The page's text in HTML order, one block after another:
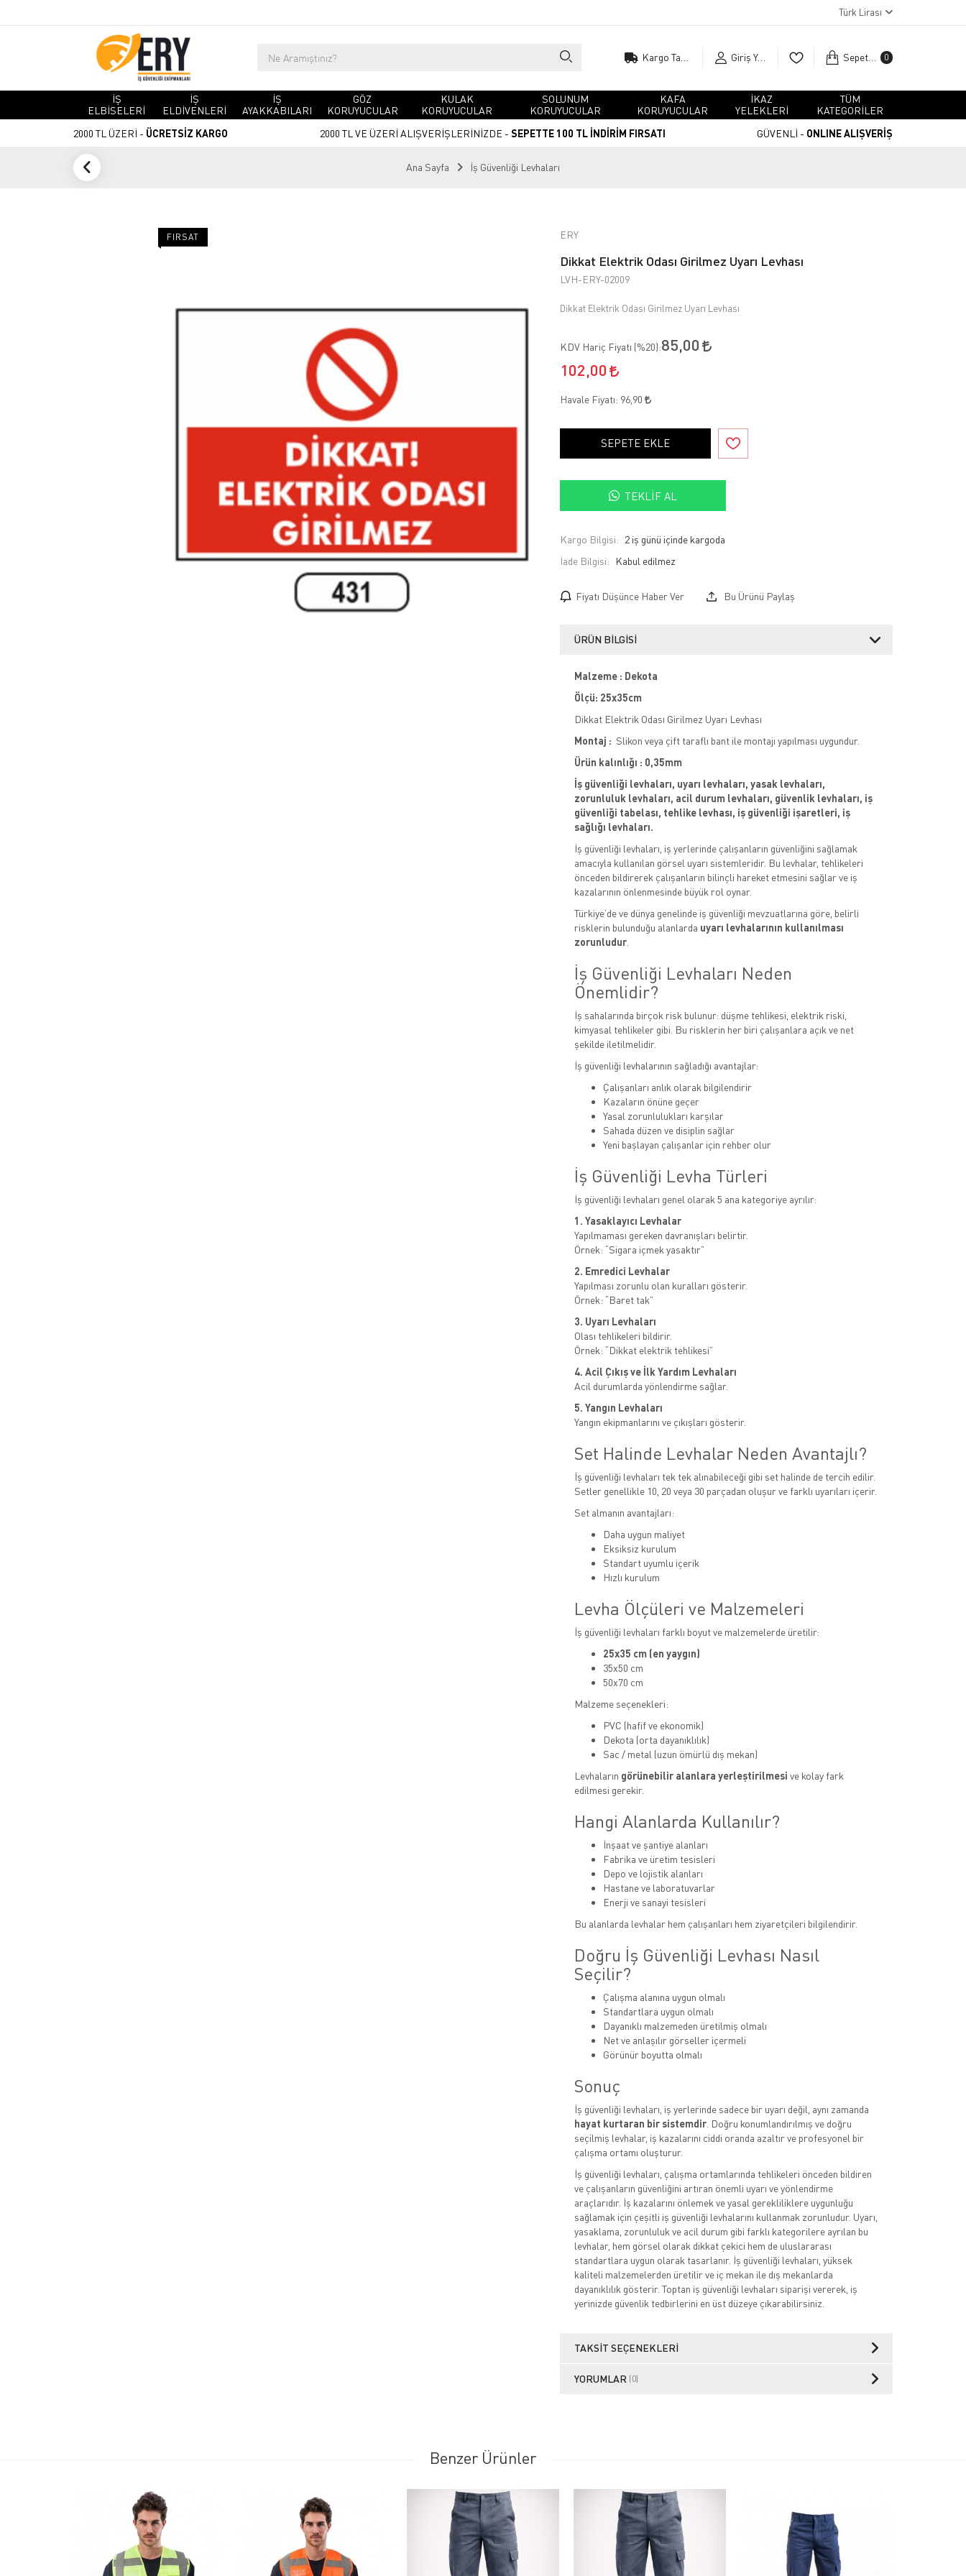
Türk Lirası
Giriş Yap Sepetim 0
İŞ
ELBİSELERİ
İŞ
ELDİVENLERİ
İŞ
AYAKKABILARI
GÖZ
KORUYUCULAR
KULAK
KORUYUCULAR
SOLUNUM
KORUYUCULAR
KAFA
KORUYUCULAR
İKAZ
YELEKLERİ
TÜM
KATEGORİLER
2000 TL ÜZERİ - ÜCRETSİZ KARGO 2000 TL VE ÜZERİ ALIŞVERİŞLERİNİZDE - SEPETTE 100 TL İNDİRİM FIRSATI GÜVENLİ - ONLINE ALIŞVERİŞ
Ana Sayfa İş Güvenliği Levhaları
FIRSAT ERY
Dikkat Elektrik Odası Girilmez Uyarı Levhası
LVH-ERY-02009
Dikkat Elektrik Odası Girilmez Uyarı Levhası
KDV Hariç Fiyatı (%20):85,00
102,00
Havale Fiyatı: 96,90
SEPETE EKLE
TEKLIF AL
Kargo Bilgisi: 2 iş günü içinde kargoda
İade Bilgisi:
Fiyatı Düşünce Haber Ver Bu Ürünü Paylaş
ÜRÜN BILGISI
Malzeme : Dekota
Ölçü: 25x35cm
Dikkat Elektrik Odası Girilmez Uyarı Levhası
Montaj : Slikon veya çift taraflı bant ile montajı yapılması uygundur.
Ürün kalınlığı : 0,35mm
İş güvenliği levhaları, uyarı levhaları, yasak levhaları,
zorunluluk levhaları, acil durum levhaları, güvenlik levhaları, iş
güvenliği tabelası, tehlike levhası, iş güvenliği işaretleri, iş
sağlığı levhaları.
İş güvenliği levhaları, iş yerlerinde çalışanların güvenliğini sağlamak
amacıyla kullanılan görsel uyarı sistemleridir. Bu levhalar, tehlikeleri
önceden bildirerek çalışanların bilinçli hareket etmesini sağlar ve iş
kazalarının önlenmesinde büyük rol oynar.
Türkiye’de ve dünya genelinde iş güvenliği mevzuatlarına göre, belirli
risklerin bulunduğu alanlarda uyarı levhalarının kullanılması
zorunludur.
İş Güvenliği Levhaları Neden
Önemlidir?
İş sahalarında birçok risk bulunur: düşme tehlikesi, elektrik riski,
kimyasal tehlikeler gibi. Bu risklerin her biri çalışanlara açık ve net
şekilde iletilmelidir.
İş güvenliği levhalarının sağladığı avantajlar:
Çalışanları anlık olarak bilgilendirir
Kazaların önüne geçer
Yasal zorunlulukları karşılar
Sahada düzen ve disiplin sağlar
Yeni başlayan çalışanlar için rehber olur
İş Güvenliği Levha Türleri
İş güvenliği levhaları genel olarak 5 ana kategoriye ayrılır:
1. Yasaklayıcı Levhalar
Yapılmaması gereken davranışları belirtir.
Örnek: “Sigara içmek yasaktır”
2. Emredici Levhalar
Yapılması zorunlu olan kuralları gösterir.
Örnek: “Baret tak”
3. Uyarı Levhaları
Olası tehlikeleri bildirir.
Örnek: “Dikkat elektrik tehlikesi”
4. Acil Çıkış ve İlk Yardım Levhaları
Acil durumlarda yönlendirme sağlar.
5. Yangın Levhaları
Yangın ekipmanlarını ve çıkışları gösterir.
Set Halinde Levhalar Neden Avantajlı?
İş güvenliği levhaları tek tek alınabileceği gibi set halinde de tercih edilir.
Setler genellikle 10, 20 veya 30 parçadan oluşur ve farklı uyarıları içerir.
Set almanın avantajları:
Daha uygun maliyet
Eksiksiz kurulum
Standart uyumlu içerik
Hızlı kurulum
Levha Ölçüleri ve Malzemeleri
İş güvenliği levhaları farklı boyut ve malzemelerde üretilir:
25x35 cm (en yaygın)
35x50 cm
50x70 cm
Malzeme seçenekleri:
PVC (hafif ve ekonomik)
Dekota (orta dayanıklılık)
Sac / metal (uzun ömürlü dış mekan)
Levhaların görünebilir alanlara yerleştirilmesi ve kolay fark
edilmesi gerekir.
Hangi Alanlarda Kullanılır?
İnşaat ve şantiye alanları
Fabrika ve üretim tesisleri
Depo ve lojistik alanları
Hastane ve laboratuvarlar
Enerji ve sanayi tesisleri
Bu alanlarda levhalar hem çalışanları hem ziyaretçileri bilgilendirir.
Doğru İş Güvenliği Levhası Nasıl
Seçilir?
Çalışma alanına uygun olmalı
Standartlara uygun olmalı
Dayanıklı malzemeden üretilmiş olmalı
Net ve anlaşılır görseller içermeli
Görünür boyutta olmalı
Sonuç
İş güvenliği levhaları, iş yerlerinde sadece bir uyarı değil, aynı zamanda
hayat kurtaran bir sistemdir. Doğru konumlandırılmış ve doğru
seçilmiş levhalar, iş kazalarını ciddi oranda azaltır ve profesyonel bir
çalışma ortamı oluşturur.
İş güvenliği levhaları, çalışma ortamlarında tehlikeleri önceden bildiren
ve çalışanların güvenliğini artıran önemli uyarı ve yönlendirme
araçlarıdır. İş kazalarını önlemek ve yasal gerekliliklere uygunluğu
sağlamak için çeşitli iş güvenliği levhalarını kullanmak zorunludur. Uyarı,
yasaklama, zorunluluk ve acil durum gibi farklı kategorilere ayrılan bu
levhalar, hem görsel olarak dikkat çekici hem de uluslararası
standartlara uygun olarak tasarlanır. İş güvenliği levhaları, yüksek
kaliteli malzemelerden üretilir ve iç mekan ile dış mekanlarda
dayanıklılık gösterir. Toptan iş güvenliği levhaları siparişi vererek, iş
yerinizde güvenlik tedbirlerini en üst düzeye çıkarabilirsiniz.
TAKSIT SEÇENEKLERI
YORUMLAR (0)
Benzer Ürünler